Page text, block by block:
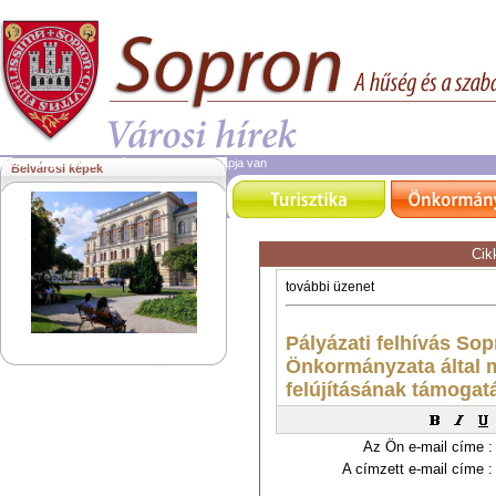
2026. augusztus 7.péntek | ma Ibolya napja van
Belvárosi képek
Az Ön e-mail címe :
A címzett e-mail címe :